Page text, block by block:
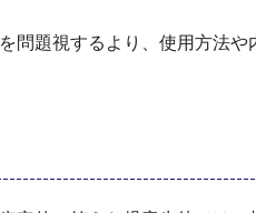
問題視するより、使用方法